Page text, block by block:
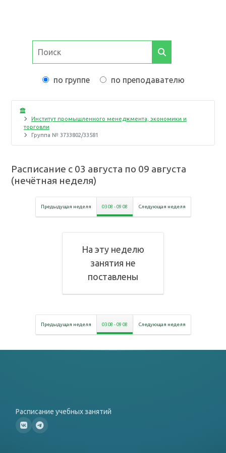
по группе по преподавателю
Институт промышленного менеджмента, экономики и
торговли
Группа № 3733802/33581
Расписание с 03 августа по 09 августа
(нечётная неделя)
Предыдущая неделя 03 08 -09 08 Следующая неделя
На эту неделю
занятия не
поставлены
Предыдущая неделя 03 08 -09 08 Следующая неделя
Расписание учебных занятий